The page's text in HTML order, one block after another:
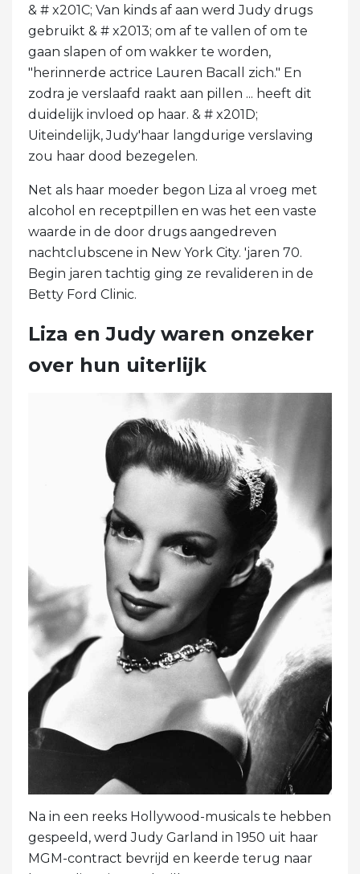
& # x201C; Van kinds af aan werd Judy drugs
gebruikt & # x2013; om af te vallen of om te
gaan slapen of om wakker te worden,
"herinnerde actrice Lauren Bacall zich." En
zodra je verslaafd raakt aan pillen ... heeft dit
duidelijk invloed op haar. & # x201D;
Uiteindelijk, Judy'haar langdurige verslaving
zou haar dood bezegelen.
Net als haar moeder begon Liza al vroeg met
alcohol en receptpillen en was het een vaste
waarde in de door drugs aangedreven
nachtclubscene in New York City. 'jaren 70.
Begin jaren tachtig ging ze revalideren in de
Betty Ford Clinic.
Liza en Judy waren onzeker
over hun uiterlijk
Na in een reeks Hollywood-musicals te hebben
gespeeld, werd Judy Garland in 1950 uit haar
MGM-contract bevrijd en keerde terug naar